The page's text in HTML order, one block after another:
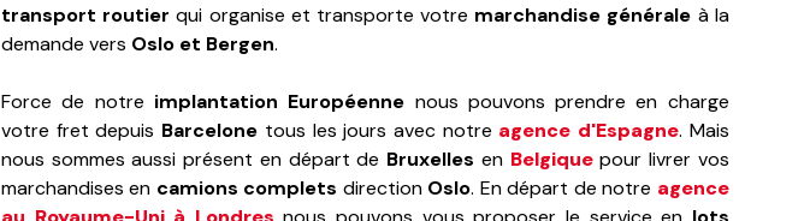
transport routier qui organise et transporte votre marchandise générale à la
demande vers Oslo et Bergen.
Force de notre implantation Européenne nous pouvons prendre en charge
votre fret depuis Barcelone tous les jours avec notre agence d'Espagne. Mais
nous sommes aussi présent en départ de Bruxelles en Belgiquepour livrer vos
marchandises en camions complets direction Oslo. En départ de notre agence